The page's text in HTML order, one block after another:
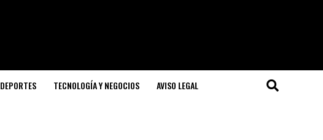
DEPORTES TECNOLOGÍA Y NEGOCIOS AVISO LEGAL